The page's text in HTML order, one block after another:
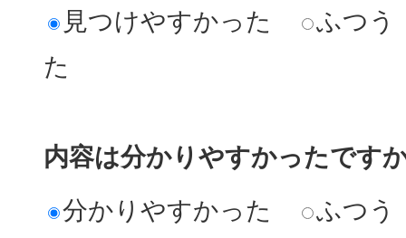
見つけやすかった
ふつう
た
内容は分かりやすかったです
分かりやすかった
ふつう